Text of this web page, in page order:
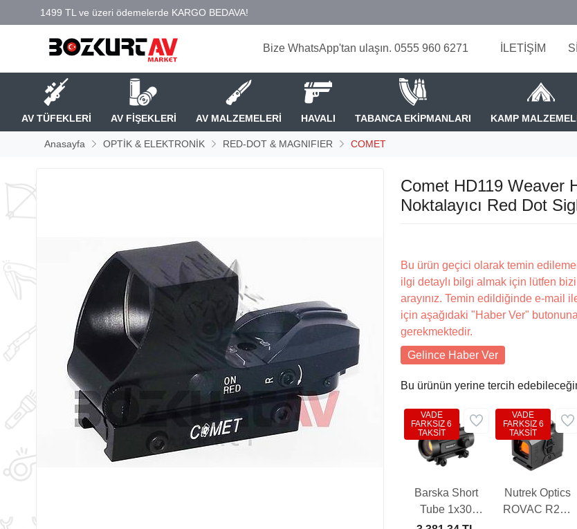
Bize WhatsApp'tan ulaşın. 0555 960 6271 İLETİŞİM
AV TÜFEKLERİ AV FİŞEKLERİ AV MALZEMELERİ HAVALI TABANCA EKİPMANLARI KAMP
Anasayfa OPTİK & ELEKTRONİK RED-DOT & MAGNIFIER COMET
Comet HD119 Weaver
Noktalayıcı Red Dot
Bu ürün geçici olarak temin
ilgi detaylı bilgi almak için lütfen
arayınız. Temin edildiğinde e-mail
için aşağıdaki "Haber Ver" butonuna
gerekmektedir.
Gelince Haber Ver
Bu ürünün yerine tercih
Barska Short
Tube 1x30
Weaver Hedef
VADE
FARKSIZ 6
TAKSİT
Nutrek Optics
ROVAC R2+6
VADE
FARKSIZ 6
TAKSİT